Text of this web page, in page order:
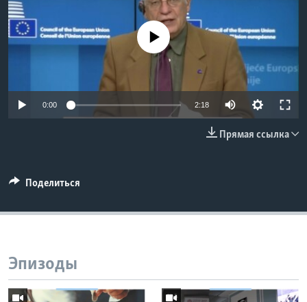
Learning English
No media source currently available
0:00 2:18
Прямая ссылка
Поделиться
Эпизоды